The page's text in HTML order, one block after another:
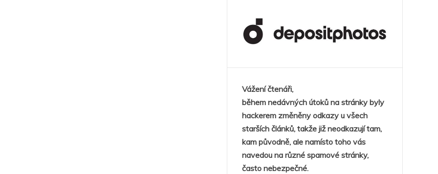
Vážení čtenáři,
během nedávných útoků na stránky byly
hackerem změněny odkazy u všech
starších článků, takže již neodkazují tam,
kam původně, ale namísto toho vás
navedou na různé spamové stránky,
často nebezpečné.